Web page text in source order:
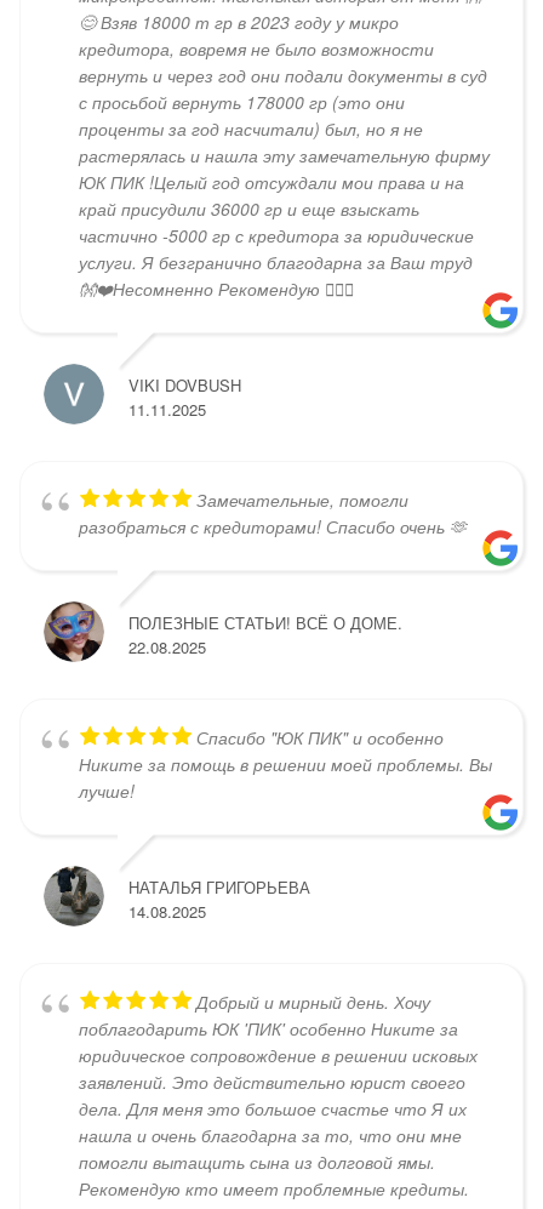
😊 Взяв 18000 т гр в 2023 году у микро
кредитора, вовремя не было возможности
вернуть и через год они подали документы в суд
с просьбой вернуть 178000 гр (это они
проценты за год насчитали) был, но я не
растерялась и нашла эту замечательную фирму
ЮК ПИК !Целый год отсуждали мои права и на
край присудили 36000 гр и еще взыскать
частично -5000 гр с кредитора за юридические
услуги. Я безгранично благодарна за Ваш труд
👐❤️Несомненно Рекомендую 👍🏻😄
VIKI DOVBUSH
11.11.2025
Замечательные, помогли
разобраться с кредиторами! Спасибо очень 🫶
ПОЛЕЗНЫЕ СТАТЬИ! ВСЁ О ДОМЕ.
22.08.2025
Спасибо "ЮК ПИК" и особенно
Никите за помощь в решении моей проблемы. Вы
лучше!
НАТАЛЬЯ ГРИГОРЬЕВА
14.08.2025
Добрый и мирный день. Хочу
поблагодарить ЮК 'ПИК' особенно Никите за
юридическое сопровождение в решении исковых
заявлений. Это действительно юрист своего
дела. Для меня это большое счастье что Я их
нашла и очень благодарна за то, что они мне
помогли вытащить сына из долговой ямы.
Рекомендую кто имеет проблемные кредиты.